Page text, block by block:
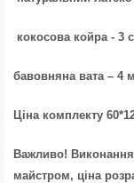
кокосова койра - 3
бавовняна вата – 4
Ціна комплекту
Важливо! Виконання
майстром, ціна